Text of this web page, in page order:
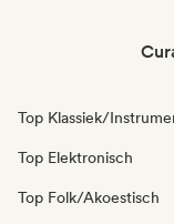
Top Klassiek/
Top Elektronisch
Top Folk/Akoestisch